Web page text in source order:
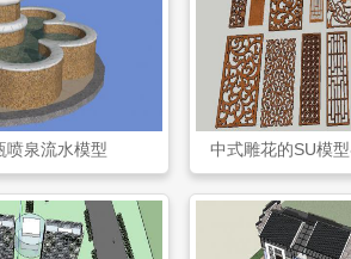
喷泉流水模型 中式雕花的SU模